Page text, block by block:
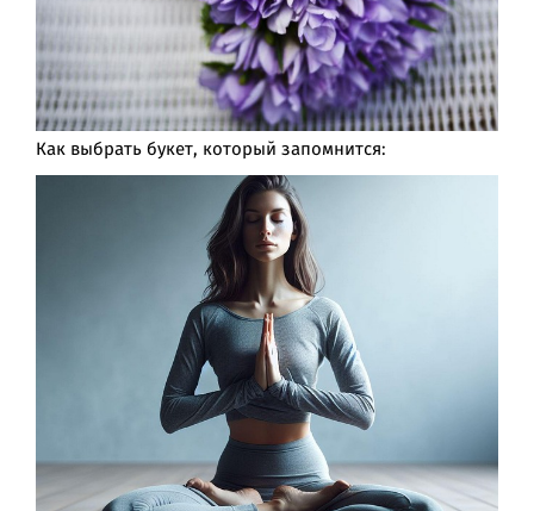
Как выбрать букет, который запомнится: